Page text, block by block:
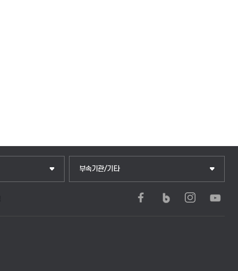
부속기관/기타
중앙도서관